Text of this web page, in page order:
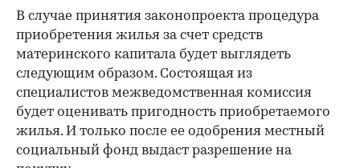
В случае принятия законопроекта процедура
приобретения жилья за счет средств
материнского капитала будет выглядеть
следующим образом. Состоящая из
специалистов межведомственная комиссия
будет оценивать пригодность приобретаемого
жилья. И только после ее одобрения местный
социальный фонд выдаст разрешение на